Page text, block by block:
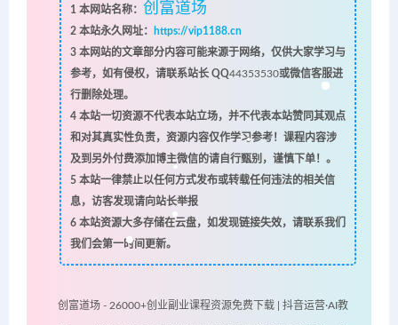
1本网站名称： 创富道场
2本站永久网址：
https://vip1188.cn
3本网站的文章部分内容可能来源于网络，仅供大家学习与
参考，如有侵权，请联系站长 QQ44353530或微信客服进
行删除处理。
4本站一切资源不代表本站立场，并不代表本站赞同其观点
和对其真实性负责，资源内容仅作学习参考！课程内容涉
及到另外付费添加博主微信的请自行甄别，谨慎下单！。
5本站一律禁止以任何方式发布或转载任何违法的相关信
息，访客发现请向站长举报
6本站资源大多存储在云盘，如发现链接失效，请联系我们
我们会第一时间更新。
创富道场 - 26000+创业副业课程资源免费下载 | 抖音运营·AI教